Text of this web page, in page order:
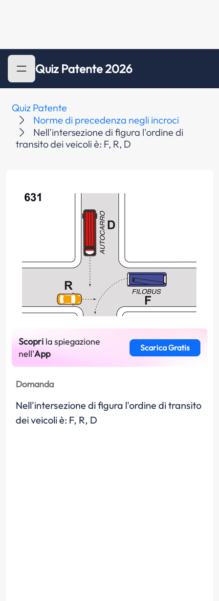
Quiz Patente 2026
Quiz Patente
Norme di precedenza negli incroci
Nell'intersezione di figura l'ordine di
transito dei veicoli è: F, R, D
Scopri la spiegazione
nell'App
Scarica Gratis
Domanda
Nell'intersezione di figura l'ordine di transito
dei veicoli è: F, R, D